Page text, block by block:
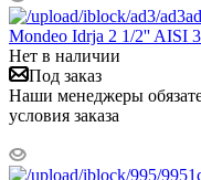
Mondeo Idrja 2 1/2'' AISI
Нет в наличии
Под заказ
Наши менеджеры
условия заказа